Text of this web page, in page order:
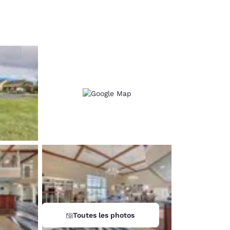
Toutes les photos